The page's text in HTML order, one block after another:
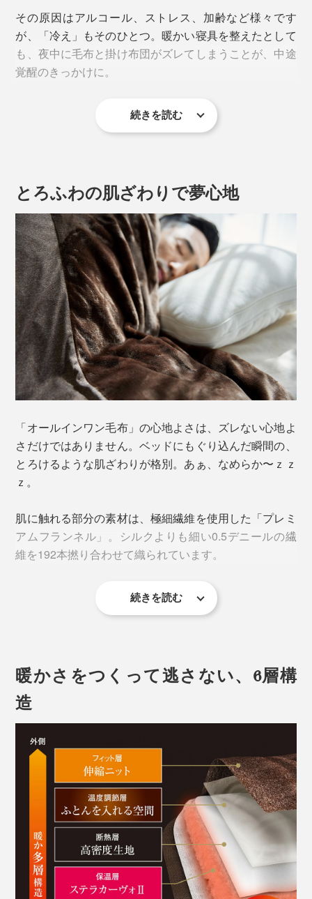
その原因はアルコール、ストレス、加齢など様々です
が、「冷え」もそのひとつ。暖かい寝具を整えたとして
も、夜中に毛布と掛け布団がズレてしまうことが、中途
覚醒のきっかけに。
「オールインワン毛布」は、この悩みを解決する救世
主。ただの１枚毛布ではなく、中に掛け布団を入れられ
る構造で、それ自体にも中わたを入れた、新ジャンルの
寝具。いわば、「毛布つき掛け布団 兼 掛け布団カバ
ー」です。
け布団を入れずに単体でも使えるから、秋〜冬〜春と３
シーズン活躍。
毛布と布団が一体化すれば、もうズレ問題とはさような
ら。朝までぐっすりおやすみなさい！
続きを読む
とろふわの肌ざわりで夢心地
「オールインワン毛布」の心地よさは、ズレない心地よ
さだけではありません。ベッドにもぐり込んだ瞬間の、
とろけるような肌ざわりが格別。あぁ、なめらか〜ｚｚ
ｚ。
肌に触れる部分の素材は、極細繊維を使用した「プレミ
アムフランネル」。シルクよりも細い0.5デニールの繊
維を192本撚り合わせて織られています。
その起毛感は、まるでチンチラの毛皮のように、なめら
かで緻密。徹底した毛抜け処理がされているため、第三
者機関での検査でも最高等級の5級を取得。遊び毛や毛
抜けの心配もなく、快適です。
続きを読む
暖かさをつくって逃さない、6層構
造